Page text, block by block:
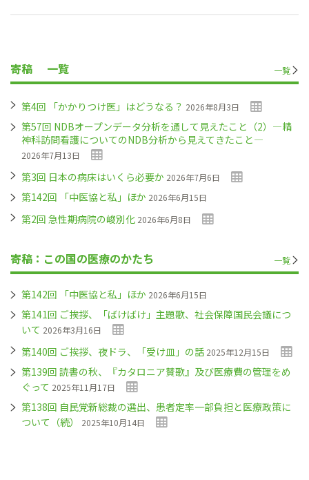
寄稿 一覧 一覧
第4回 「かかりつけ医」はどうなる？ 2026年8月3日
第57回 NDBオープンデータ分析を通して見えたこと（2）―精
神科訪問看護についてのNDB分析から見えてきたこと―
2026年7月13日
第3回 日本の病床はいくら必要か 2026年7月6日
第142回 「中医協と私」ほか 2026年6月15日
第2回 急性期病院の峻別化 2026年6月8日
寄稿：この国の医療のかたち 一覧
第142回 「中医協と私」ほか 2026年6月15日
第141回 ご挨拶、「ばけばけ」主題歌、社会保障国民会議につ
いて 2026年3月16日
第140回 ご挨拶、夜ドラ、「受け皿」の話 2025年12月15日
第139回 読書の秋、『カタロニア賛歌』及び医療費の管理をめ
ぐって 2025年11月17日
第138回 自民党新総裁の選出、患者定率一部負担と医療政策に
ついて（続）
2025年10月14日